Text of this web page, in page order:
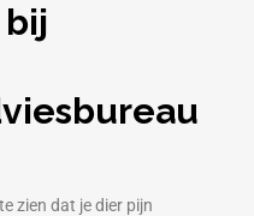
zien dat je dier pijn